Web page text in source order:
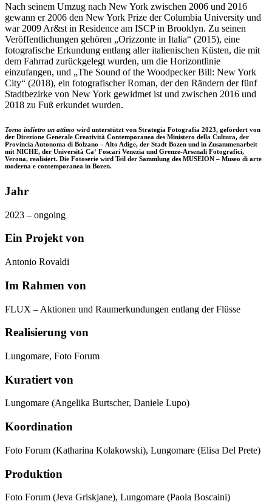
Nach seinem Umzug nach New York zwischen 2006 und 2016
gewann er 2006 den New York Prize der Columbia University und
war 2009 Ar&st in Residence am ISCP in Brooklyn. Zu seinen
Veröffentlichungen gehören „Orizzonte in Italia“ (2015), eine
fotografische Erkundung entlang aller italienischen Küsten, die mit
dem Fahrrad zurückgelegt wurden, um die Horizontlinie
einzufangen, und „The Sound of the Woodpecker Bill: New York
City“ (2018), ein fotografischer Roman, der den Rändern der fünf
Stadtbezirke von New York gewidmet ist und zwischen 2016 und
2018 zu Fuß erkundet wurden.
Torno indietro un attimo wird unterstützt von Strategia Fotografia 2023, gefördert von
der Direzione Generale Creatività Contemporanea des Ministero della Cultura, der
Provincia Autonoma di Bolzano – Alto Adige, der Stadt Bozen und in Zusammenarbeit
mit NICHE, der Università Ca‘ Foscari Venezia und Grenze-Arsenali Fotografici,
Verona, realisiert. Die Fotoserie wird Teil der Sammlung des MUSEION – Museo di arte
moderna e contemporanea in Bozen.
Jahr
2023 – ongoing
Ein Projekt von
Antonio Rovaldi
Im Rahmen von
FLUX – Aktionen und Raumerkundungen entlang der Flüsse
Realisierung von
Lungomare, Foto Forum
Kuratiert von
Lungomare (Angelika Burtscher, Daniele Lupo)
Koordination
Foto Forum (Katharina Kolakowski), Lungomare (Elisa Del Prete)
Produktion
Foto Forum (Jeva Griskjane), Lungomare (Paola Boscaini)